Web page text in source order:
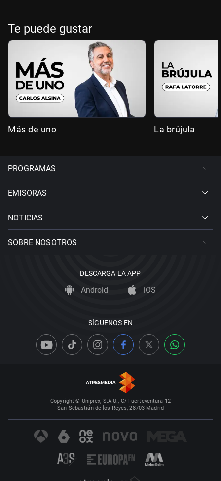
Te puede gustar
Más de uno La brújula
PROGRAMAS
EMISORAS
NOTICIAS
SOBRE NOSOTROS
DESCARGA LA APP
Android iOS
SÍGUENOS EN
Copyright © Uniprex, S.A.U., C/ Fuerteventura 12
San Sebastián de los Reyes, 28703 Madrid